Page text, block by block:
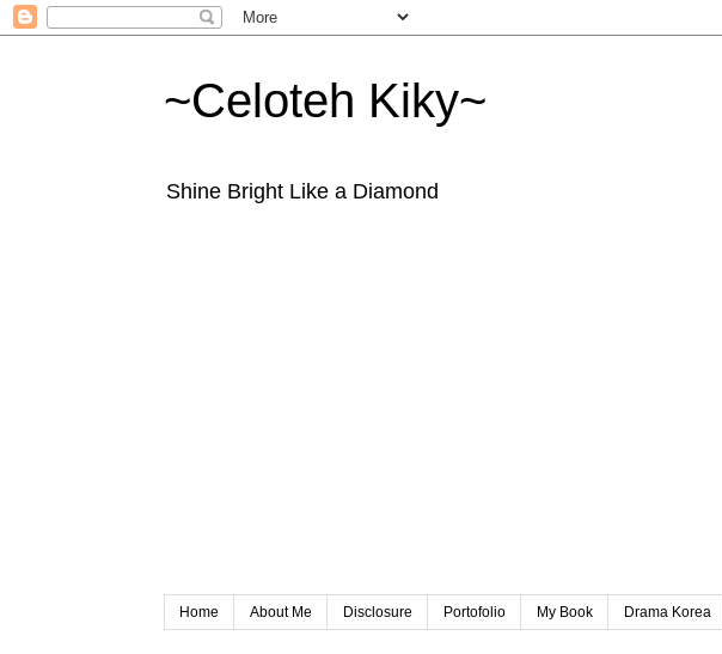
~Celoteh Kiky~
Shine Bright Like a Diamond
Home About Me Disclosure Portofolio My Book Drama Korea